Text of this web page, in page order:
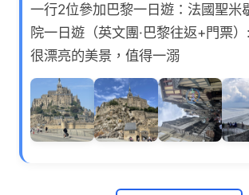
一行2位參加巴黎一日遊：法國聖米
院一日遊（英文團·巴黎往返+門票）:
很漂亮的美景，值得一溺